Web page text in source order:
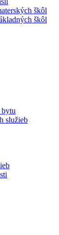
škôl
škôl
bytu
služieb